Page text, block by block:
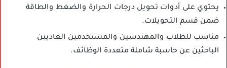
يحتوي على أدوات تحويل درجات الحرارة والضغط والطاقة
ضمن قسم التحويلات.
مناسب للطلاب والمهندسين والمستخدمين العاديين
الباحثين عن حاسبة شاملة متعددة الوظائف.